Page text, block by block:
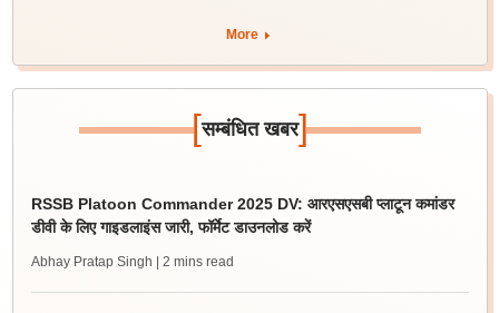
More
[सम्बंधित खबर]
RSSB Platoon Commander 2025 DV: आरएसएसबी प्लाटून कमांडर
डीवी के लिए गाइडलाइंस जारी, फॉर्मेट डाउनलोड करें
Abhay Pratap Singh | 2 mins read